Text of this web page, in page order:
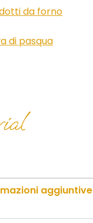
da forno
di pasqua
aggiuntive